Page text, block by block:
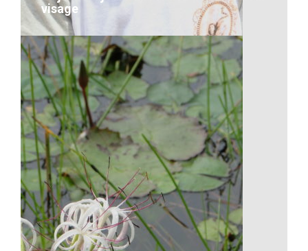
visage
La joie toujours au rendez-vous
sur leur visage